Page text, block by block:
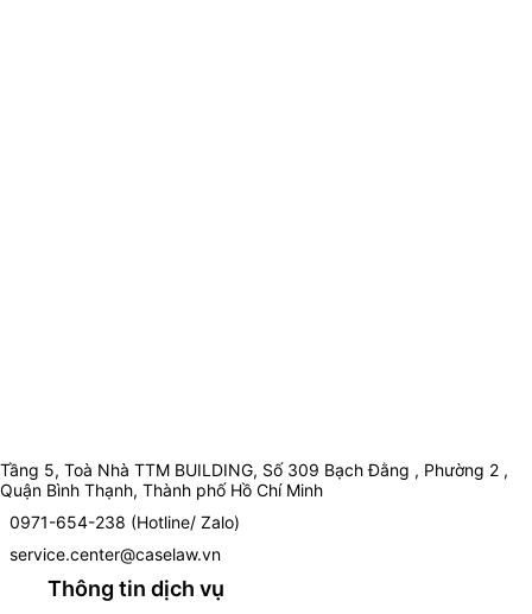
Tầng 5, Toà Nhà TTM BUILDING, Số 309 Bạch Đằng , Phường 2 ,
Quận Bình Thạnh, Thành phố Hồ Chí Minh
0971-654-238 (Hotline/ Zalo)
service.center@caselaw.vn
Thông tin dịch vụ